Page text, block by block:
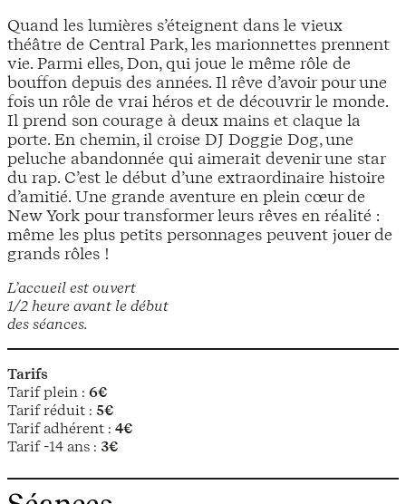
L’accueil est ouvert
1/2 heure avant le début
des séances.
Tarifs
Tarif plein : 6€
Tarif réduit : 5€
Tarif adhérent : 4€
Tarif -14 ans : 3€
Quand les lumières s’éteignent dans le vieux
théâtre de Central Park, les marionnettes prennent
vie. Parmi elles, Don, qui joue le même rôle de
bouffon depuis des années. Il rêve d’avoir pour une
fois un rôle de vrai héros et de découvrir le monde.
Il prend son courage à deux mains et claque la
porte. En chemin, il croise DJ Doggie Dog, une
peluche abandonnée qui aimerait devenir une star
du rap. C’est le début d’une extraordinaire histoire
d’amitié. Une grande aventure en plein cœur de
New York pour transformer leurs rêves en réalité :
même les plus petits personnages peuvent jouer de
grands rôles !